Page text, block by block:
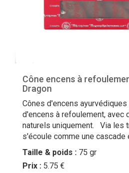
Cône encens à
Dragon
Cônes d'encens ayurvédiques
d'encens à refoulement, avec
naturels uniquement. Via les
s'écoule comme une cascade
Taille & poids : 75 gr
Prix : 5.75 €